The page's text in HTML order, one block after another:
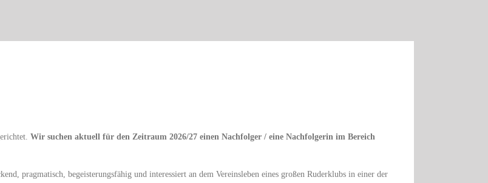
Wir suchen aktuell für den Zeitraum 2026/27 einen Nachfolger / eine Nachfolgerin im Bereich
pragmatisch, begeisterungsfähig und interessiert an dem Vereinsleben eines großen Ruderklubs in einer der